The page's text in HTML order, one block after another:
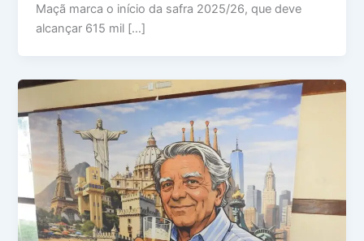
Maçã marca o início da safra 2025/26, que deve
alcançar 615 mil […]